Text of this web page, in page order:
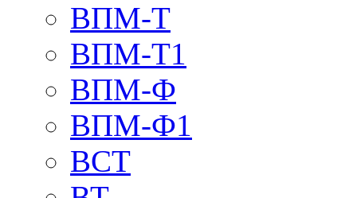
ВПМ-Т
ВПМ-Т1
ВПМ-Ф
ВПМ-Ф1
ВСТ